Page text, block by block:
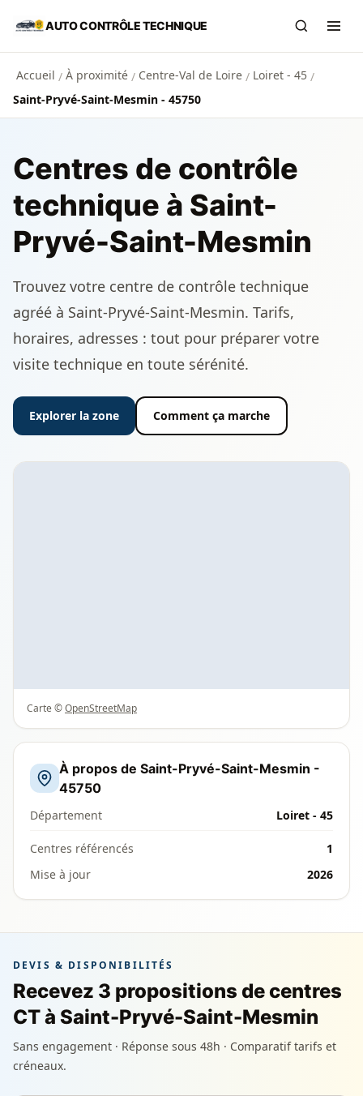
Aller au contenu principal
AUTO CONTRÔLE TECHNIQUE
Accueil / À proximité / Centre-Val de Loire / Loiret - 45 /
Saint-Pryvé-Saint-Mesmin - 45750
Centres de contrôle
technique à Saint-
Pryvé-Saint-Mesmin
Trouvez votre centre de contrôle technique
agréé à Saint-Pryvé-Saint-Mesmin. Tarifs,
horaires, adresses : tout pour préparer votre
visite technique en toute sérénité.
Explorer la zone Comment ça marche
Carte ©OpenStreetMap
À propos de Saint-Pryvé-Saint-Mesmin -
45750
Département Loiret - 45
Centres référencés
1
Mise à jour
2026
DEVIS & DISPONIBILITÉS
Recevez 3 propositions de centres
CT à Saint-Pryvé-Saint-Mesmin
Sans engagement · Réponse sous 48h · Comparatif tarifs et
créneaux.